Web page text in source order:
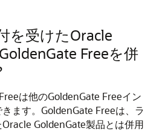
を受けたOracle
GoldenGate Freeを併
は他のGoldenGate Freeイン
ます。 GoldenGate Freeは、ラ
Oracle GoldenGate製品とは併用